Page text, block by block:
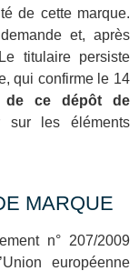
de cette marque.
et, après
titulaire persiste
qui confirme le 14
de ce dépôt de
sur les éléments
MARQUE
n° 207/2009
européenne